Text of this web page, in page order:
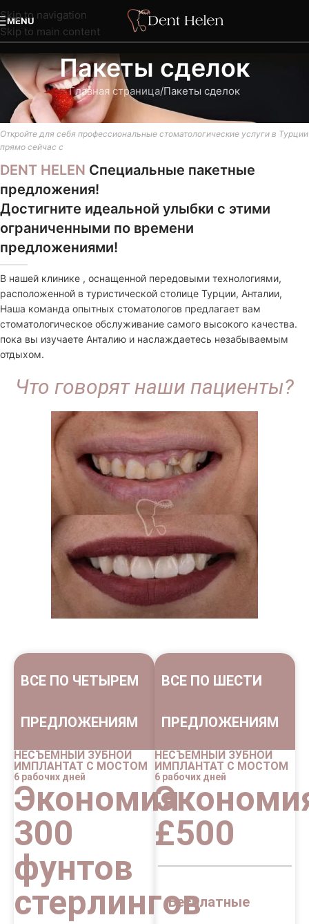
Skip to navigation
Skip to main content
MENU
Пакеты сделок
Главная страница Пакеты сделок
Откройте для себя профессиональные стоматологические услуги в Турции
прямо сейчас с
DENT HELEN Специальные пакетные
предложения!
Достигните идеальной улыбки с этими
ограниченными по времени
предложениями!
В нашей клинике , оснащенной передовыми технологиями,
расположенной в туристической столице Турции, Анталии,
Наша команда опытных стоматологов предлагает вам
стоматологическое обслуживание самого высокого качества.
пока вы изучаете Анталию и наслаждаетесь незабываемым
отдыхом.
Что говорят наши пациенты?
ВСЕ ПО ЧЕТЫРЕМ
ПРЕДЛОЖЕНИЯМ
НЕСЪЕМНЫЙ ЗУБНОЙ
ИМПЛАНТАТ С МОСТОМ
6 рабочих дней
Экономия
300
фунтов
стерлингов
ВСЕ ПО ШЕСТИ
ПРЕДЛОЖЕНИЯМ
НЕСЪЕМНЫЙ ЗУБНОЙ
ИМПЛАНТАТ С МОСТОМ
6 рабочих дней
£500
Бесплатные